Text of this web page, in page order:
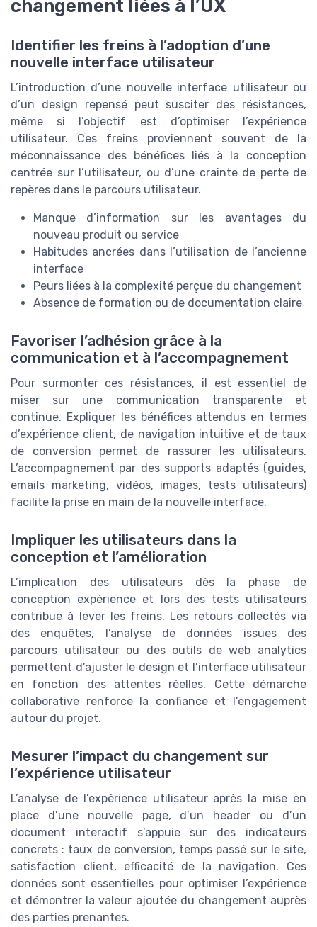
changement liées à l’UX
Identifier les freins à l’adoption d’une
nouvelle interface utilisateur
L’introduction d’une nouvelle interface utilisateur ou
d’un design repensé peut susciter des résistances,
même si l’objectif est d’optimiser l’expérience
utilisateur. Ces freins proviennent souvent de la
méconnaissance des bénéfices liés à la conception
centrée sur l’utilisateur, ou d’une crainte de perte de
repères dans le parcours utilisateur.
Manque d’information sur les avantages du
nouveau produit ou service
Habitudes ancrées dans l’utilisation de l’ancienne
interface
Peurs liées à la complexité perçue du changement
Absence de formation ou de documentation claire
Favoriser l’adhésion grâce à la
communication et à l’accompagnement
Pour surmonter ces résistances, il est essentiel de
miser sur une communication transparente et
continue. Expliquer les bénéfices attendus en termes
d’expérience client, de navigation intuitive et de taux
de conversion permet de rassurer les utilisateurs.
L’accompagnement par des supports adaptés (guides,
emails marketing, vidéos, images, tests utilisateurs)
facilite la prise en main de la nouvelle interface.
Impliquer les utilisateurs dans la
conception et l’amélioration
L’implication des utilisateurs dès la phase de
conception expérience et lors des tests utilisateurs
contribue à lever les freins. Les retours collectés via
des enquêtes, l’analyse de données issues des
parcours utilisateur ou des outils de web analytics
permettent d’ajuster le design et l’interface utilisateur
en fonction des attentes réelles. Cette démarche
collaborative renforce la confiance et l’engagement
autour du projet.
Mesurer l’impact du changement sur
l’expérience utilisateur
L’analyse de l’expérience utilisateur après la mise en
place d’une nouvelle page, d’un header ou d’un
document interactif s’appuie sur des indicateurs
concrets : taux de conversion, temps passé sur le site,
satisfaction client, efficacité de la navigation. Ces
données sont essentielles pour optimiser l’expérience
et démontrer la valeur ajoutée du changement auprès
des parties prenantes.